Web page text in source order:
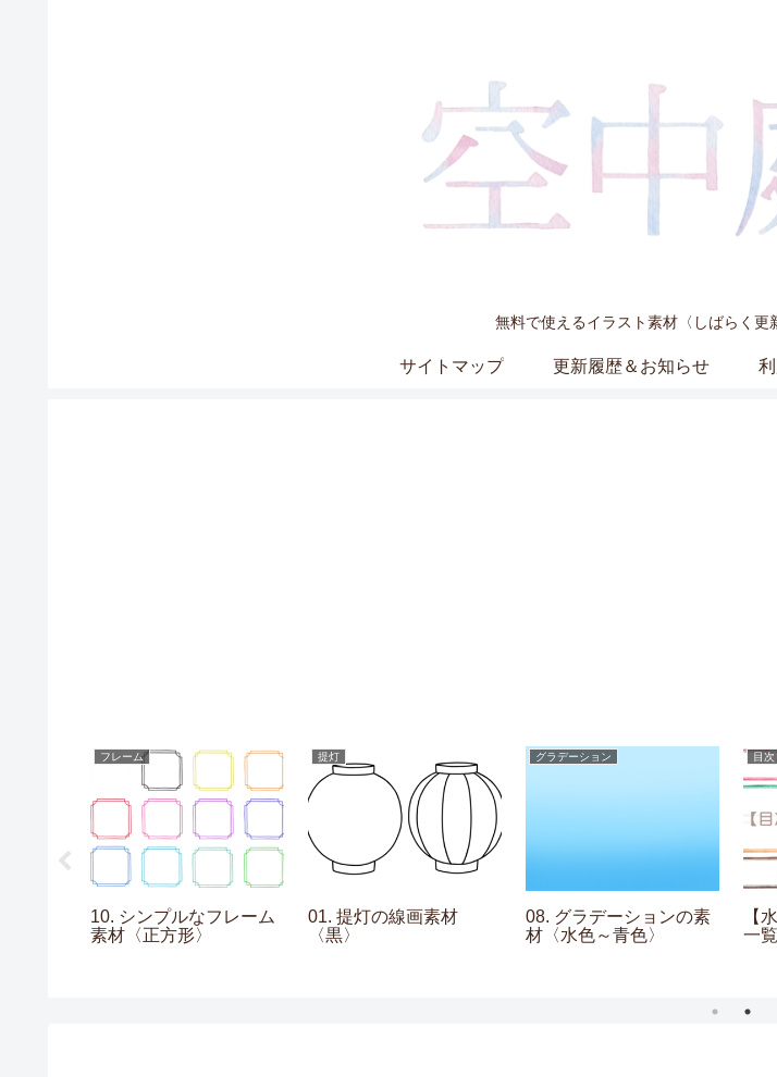
無料で使えるイラスト素材〈しばらく更
サイトマップ 更新履歴＆お知らせ
フレーム
10. シンプルなフレーム
素材〈正方形〉
提灯
01. 提灯の線画素材
〈黒〉
グラデーション
08. グラデーションの素
材〈水色～青色〉
目次
【
一覧